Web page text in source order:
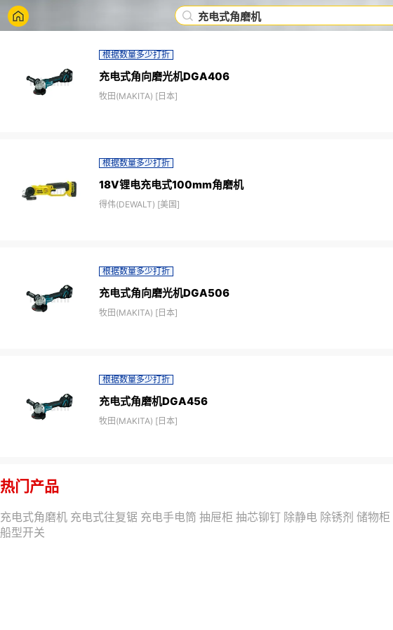
充电式角磨机
根据数量多少打折
充电式角向磨光机DGA406
牧田(MAKITA) [日本]
根据数量多少打折
18V锂电充电式100mm角磨机
得伟(DEWALT) [美国]
根据数量多少打折
充电式角向磨光机DGA506
牧田(MAKITA) [日本]
根据数量多少打折
充电式角磨机DGA456
牧田(MAKITA) [日本]
热门产品
充电式角磨机 充电式往复锯 充电手电筒 抽屉柜 抽芯铆钉 除静电 除锈剂 储物柜
船型开关